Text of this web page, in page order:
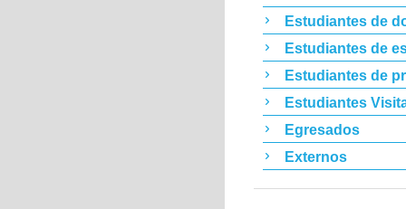
Estudiantes de
Estudiantes de
Estudiantes de
Estudiantes
Egresados
Externos